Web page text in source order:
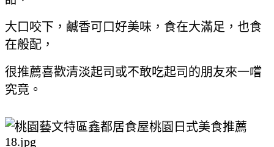
大口咬下，鹹香可口好美味，食在大滿足，也食
在般配，
很推薦喜歡清淡起司或不敢吃起司的朋友來一嚐
究竟。